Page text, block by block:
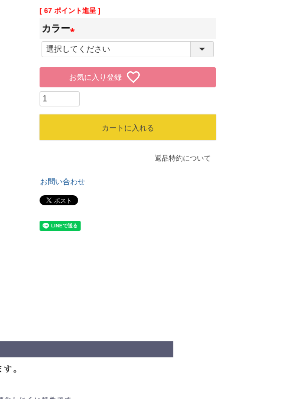
[ 67 ポイント進呈 ]
カラー
(
必
須
お気に入り登録
カートに入れる
返品特約について
お問い合わせ